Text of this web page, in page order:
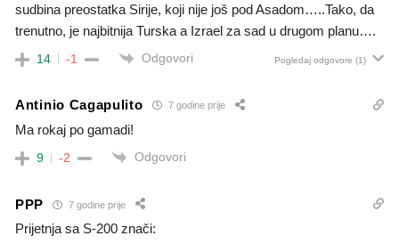
sudbina preostatka Sirije, koji nije još pod Asadom…..Tako, da
trenutno, je najbitnija Turska a Izrael za sad u drugom planu….
14 -1 Odgovori Pogledaj odgovore (1)
Antinio Cagapulito 7 godine prije
Ma rokaj po gamadi!
9 -2 Odgovori
PPP 7 godine prije
Prijetnja sa S-200 znači: